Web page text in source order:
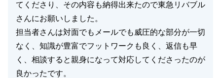
てくださり、その内容も納得出来たので東急リバブル
さんにお願いしました。
担当者さんは対面でもメールでも威圧的な部分が一切
なく、知識が豊富でフットワークも良く、返信も早
く、相談すると親身になって対応してくださったのが
良かったです。